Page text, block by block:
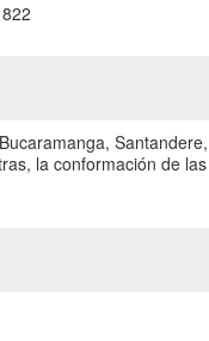
Santandere,
la conformación de